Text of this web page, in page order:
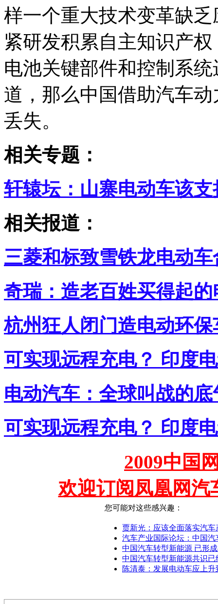
样一个重大技术变革缺
紧研发积累自主知识产
电池关键部件和控制系
道，那么中国借助汽车
丢失。
相关专题：
轩辕坛：山寨电动车该支
相关报道：
三菱和标致雪铁龙电动
奇瑞：造老百姓买得起
杭州狂人闭门造电动环
可实现远程充电？ 印度
电动汽车：全球叫战的
可实现远程充电？ 印度
2009中国
欢迎订阅凤凰网汽
您可能对这些感兴趣：
贾新光：应该全面落实汽车
汽车产业国际论坛：中国汽
中国汽车转型新能源 已形
中国汽车转型新能源共识
陈清泰：发展电动车应上升